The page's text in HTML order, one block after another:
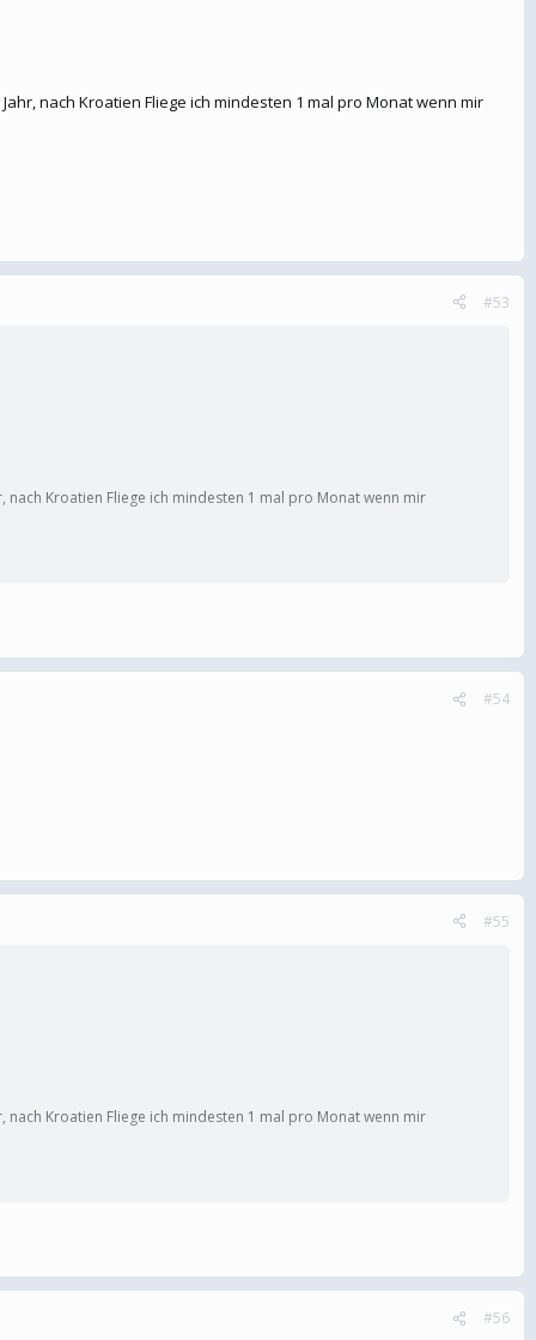
nach Kroatien Fliege ich mindesten 1 mal pro Monat wenn mir
#53
Kroatien Fliege ich mindesten 1 mal pro Monat wenn mir
#54
#55
Kroatien Fliege ich mindesten 1 mal pro Monat wenn mir
#56